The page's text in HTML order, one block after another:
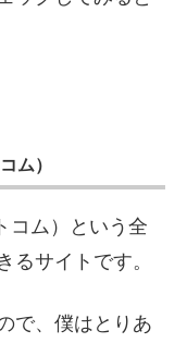
ム）
コム）という全
るサイトです。
で、僕はとりあ